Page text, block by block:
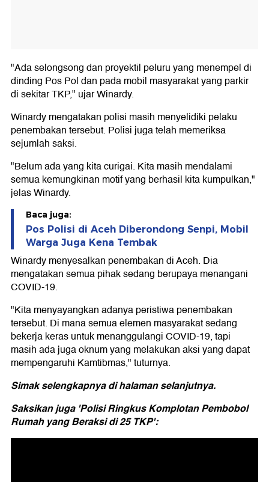
"Ada selongsong dan proyektil peluru yang menempel di
dinding Pos Pol dan pada mobil masyarakat yang parkir
di sekitar TKP," ujar Winardy.
Winardy mengatakan polisi masih menyelidiki pelaku
penembakan tersebut. Polisi juga telah memeriksa
sejumlah saksi.
"Belum ada yang kita curigai. Kita masih mendalami
semua kemungkinan motif yang berhasil kita kumpulkan,"
jelas Winardy.
Baca juga:
Pos Polisi di Aceh Diberondong Senpi, Mobil
Warga Juga Kena Tembak
Winardy menyesalkan penembakan di Aceh. Dia
mengatakan semua pihak sedang berupaya menangani
COVID-19.
"Kita menyayangkan adanya peristiwa penembakan
tersebut. Di mana semua elemen masyarakat sedang
bekerja keras untuk menanggulangi COVID-19, tapi
masih ada juga oknum yang melakukan aksi yang dapat
mempengaruhi Kamtibmas," tuturnya.
Simak selengkapnya di halaman selanjutnya.
Saksikan juga 'Polisi Ringkus Komplotan Pembobol
Rumah yang Beraksi di 25 TKP':